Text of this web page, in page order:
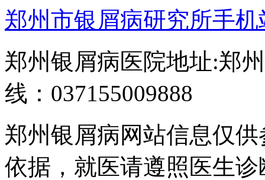
郑州市银屑病研究所手机
郑州银屑病医院地址:郑
线：037155009888
郑州银屑病网站信息仅
依据，就医请遵照医生诊